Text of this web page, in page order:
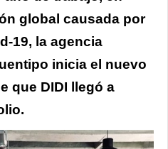
global causada por
19, la agencia
inicia el nuevo
que DIDI llegó a